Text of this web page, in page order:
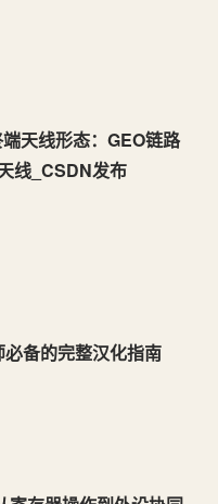
天线形态：GEO链路
线_CSDN发布
备的完整汉化指南